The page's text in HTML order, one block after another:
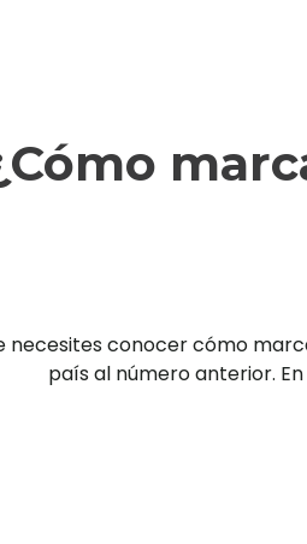
necesites conocer cómo
país al número anterior.